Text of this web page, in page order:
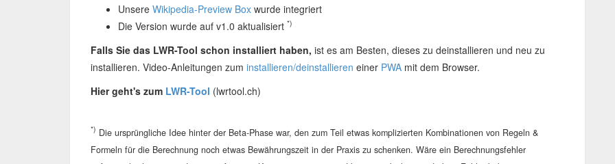
Unsere Wikipedia-Preview Box wurde integriert
Die Version wurde auf v1.0 aktualisiert *)
Falls Sie das LWR-Tool schon installiert haben, ist es am Besten, dieses zu deinstallieren und neu zu
installieren. Video-Anleitungen zum installieren/deinstallieren einer PWA mit dem Browser.
Hier geht's zum LWR-Tool (lwrtool.ch)
*) Die ursprüngliche Idee hinter der Beta-Phase war, den zum Teil etwas komplizierten Kombinationen von Regeln &
Formeln für die Berechnung noch etwas Bewährungszeit in der Praxis zu schenken. Wäre ein Berechnungsfehler